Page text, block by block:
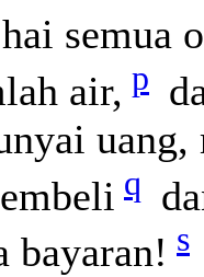
semua
air, p
q
bayaran! s